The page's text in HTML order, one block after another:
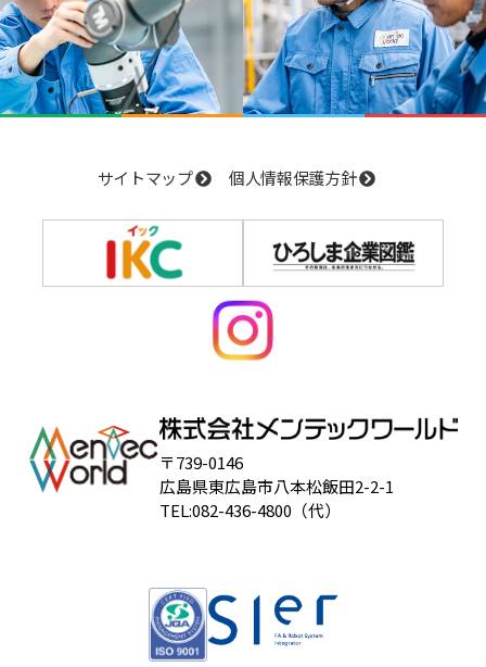
〒739-0146
広島県東広島市八本松飯田2-2-1
TEL:082-436-4800（代）
サイトマップ 個人情報保護方針